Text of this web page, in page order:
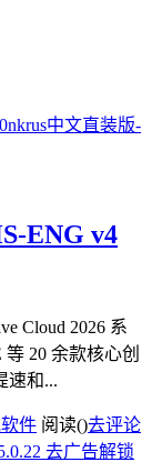
ENG v4
Cloud 2026 系
20 余款核心创
速和...
件 阅读()去评论